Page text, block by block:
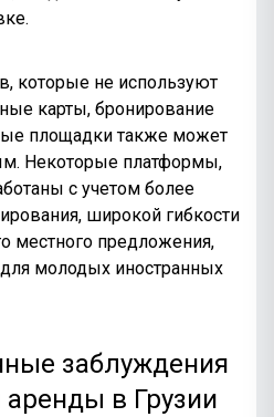
которые не используют
карты, бронирование
площадки также может
Некоторые платформы,
с учетом более
широкой гибкости
местного предложения,
молодых иностранных
заблуждения
аренды в Грузии